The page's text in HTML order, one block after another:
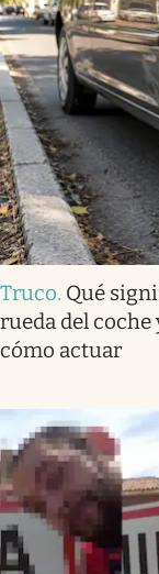
Truco. Qué
rueda del coche
cómo actuar